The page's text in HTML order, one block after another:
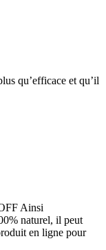
qu’efficace et qu’il
Ainsi
naturel, il peut
en ligne pour